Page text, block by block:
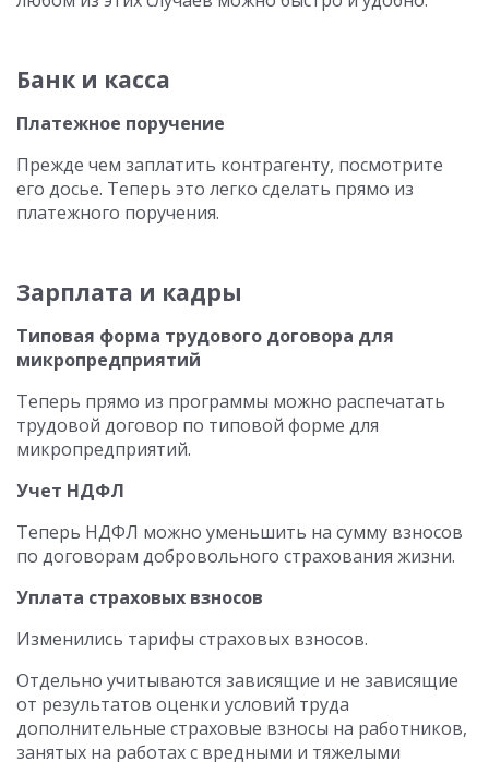
Банк и касса
Платежное поручение
Прежде чем заплатить контрагенту, посмотрите
его досье. Теперь это легко сделать прямо из
платежного поручения.
Зарплата и кадры
Типовая форма трудового договора для
микропредприятий
Теперь прямо из программы можно распечатать
трудовой договор по типовой форме для
микропредприятий.
Учет НДФЛ
Теперь НДФЛ можно уменьшить на сумму взносов
по договорам добровольного страхования жизни.
Уплата страховых взносов
Изменились тарифы страховых взносов.
Отдельно учитываются зависящие и не зависящие
от результатов оценки условий труда
дополнительные страховые взносы на работников,
занятых на работах с вредными и тяжелыми